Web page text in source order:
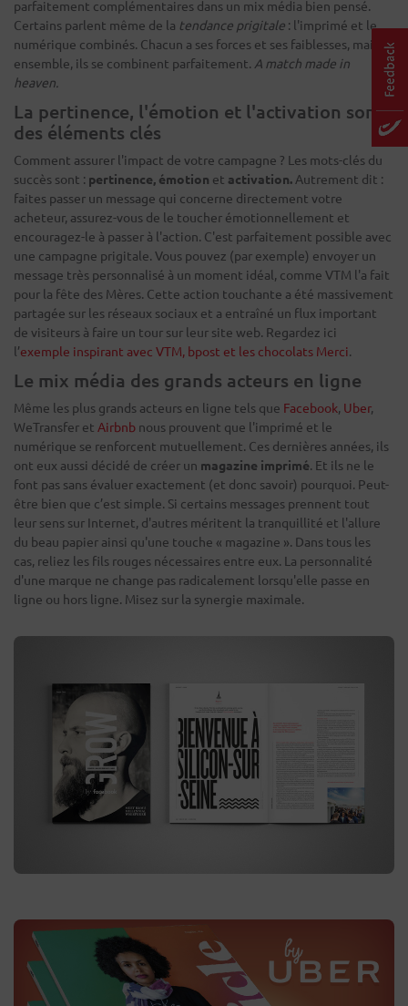
parfaitement complémentaires dans un mix média bien pensé.
Certains parlent même de la tendance prigitale : l'imprimé et le
numérique combinés. Chacun a ses forces et ses faiblesses, mais
ensemble, ils se combinent parfaitement. A match made in
heaven.
La pertinence, l'émotion et l'activation sont
des éléments clés
Comment assurer l'impact de votre campagne ? Les mots-clés du
succès sont : pertinence, émotion et activation. Autrement dit :
faites passer un message qui concerne directement votre
acheteur, assurez-vous de le toucher émotionnellement et
encouragez-le à passer à l'action. C'est parfaitement possible avec
une campagne prigitale. Vous pouvez (par exemple) envoyer un
message très personnalisé à un moment idéal, comme VTM l'a fait
pour la fête des Mères. Cette action touchante a été massivement
partagée sur les réseaux sociaux et a entraîné un flux important
de visiteurs à faire un tour sur leur site web. Regardez ici
l’exemple inspirant avec VTM, bpost et les chocolats Merci.
Le mix média des grands acteurs en ligne
Même les plus grands acteurs en ligne tels que Facebook, Uber,
WeTransfer et Airbnb nous prouvent que l'imprimé et le
numérique se renforcent mutuellement. Ces dernières années, ils
ont eux aussi décidé de créer un magazine imprimé. Et ils ne le
font pas sans évaluer exactement (et donc savoir) pourquoi. Peut-
être bien que c’est simple. Si certains messages prennent tout
leur sens sur Internet, d'autres méritent la tranquillité et l'allure
du beau papier ainsi qu'une touche « magazine ». Dans tous les
cas, reliez les fils rouges nécessaires entre eux. La personnalité
d'une marque ne change pas radicalement lorsqu'elle passe en
ligne ou hors ligne. Misez sur la synergie maximale.